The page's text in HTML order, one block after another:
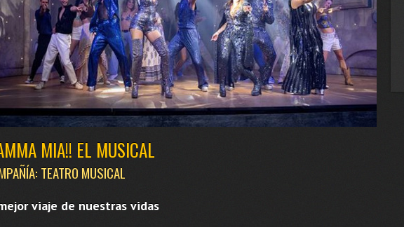
MIA!! EL MUSICAL
TEATRO MUSICAL
viaje de nuestras vidas